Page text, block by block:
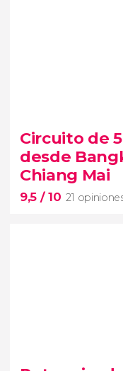
22 opiniones
El Mercado
Chiang Rai o el
Circuito de
desde
Chiang Mai
9,5 / 10 21
21 opiniones